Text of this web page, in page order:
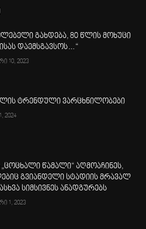
გახდება, 80 წლის მოხუცი
დაემსგავსოს…“
10, 2023
ტრენდული ვარცხნილობები
2024
„ცოცხალი წამალი“ აღმოაჩინეს,
გვიანდელი სტადიის მრავალ
სიმსივნეს ანადგურებს
1, 2023